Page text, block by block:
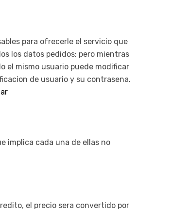
para ofrecerle el servicio que
los datos pedidos; pero mientras
el mismo usuario puede modificar
de usuario y su contrasena.
implica cada una de ellas no
el precio sera convertido por